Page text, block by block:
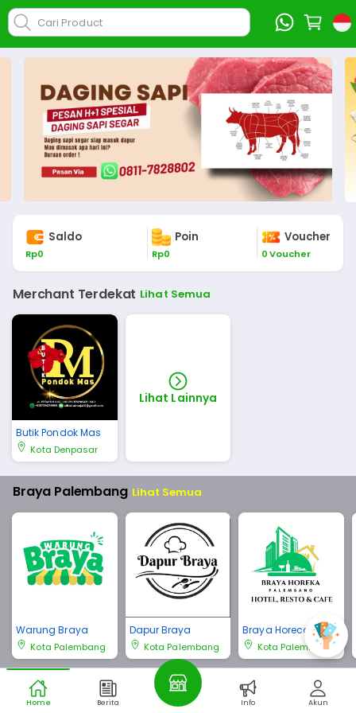
Cari Product
Saldo
Rp0
Poin
Rp0
Voucher
0 Voucher
Merchant Terdekat Lihat Semua
Butik Pondok Mas
Kota Denpasar
Lihat Lainnya
Braya Palembang Lihat Semua
Warung Braya
Kota Palembang
Dapur Braya
Kota Palembang
Braya Horeca Pale
mbang
Kota Palembang
Braya Bali Lihat Semua
Home Berita Info Akun